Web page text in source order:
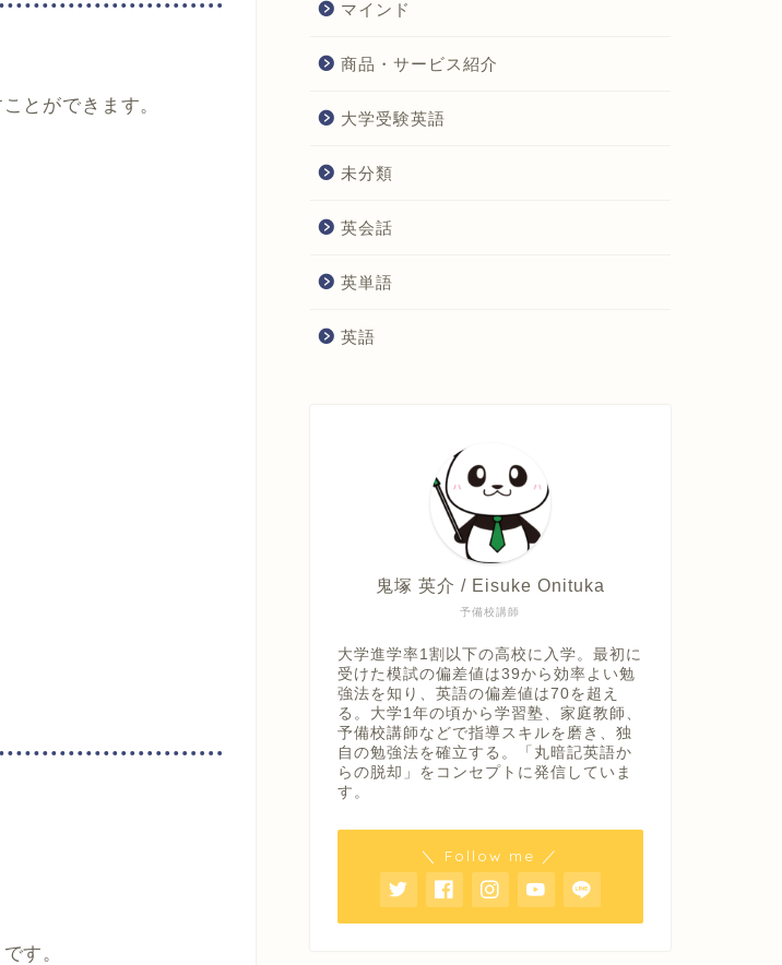
とができます。
す。
マインド
商品・サービス紹介
大学受験英語
未分類
英会話
英単語
英語
予備校講師
鬼塚 英介 / Eisuke Onituka
大学進学率1割以下の高校に入学。最初に
受けた模試の偏差値は39から効率よい勉
強法を知り、英語の偏差値は70を超え
る。大学1年の頃から学習塾、家庭教師、
予備校講師などで指導スキルを磨き、独
自の勉強法を確立する。「丸暗記英語か
らの脱却」をコンセプトに発信していま
す。
＼ Follow me ／